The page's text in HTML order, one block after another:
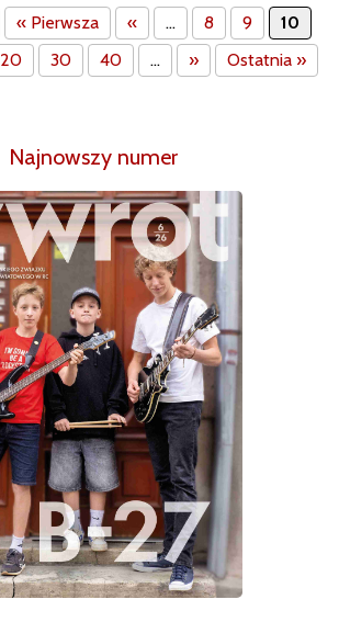
« Pierwsza « ... 8 9
10
20 30 40 ... » Ostatnia »
Najnowszy numer